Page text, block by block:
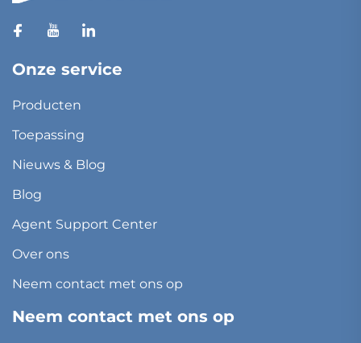
Onze service
Producten
Toepassing
Nieuws & Blog
Blog
Agent Support Center
Over ons
Neem contact met ons op
Neem contact met ons op